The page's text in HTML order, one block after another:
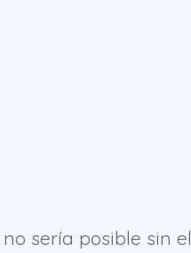
sería posible sin el